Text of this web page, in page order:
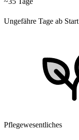
Ungefähre Tage ab Start
Pflegewesentliches